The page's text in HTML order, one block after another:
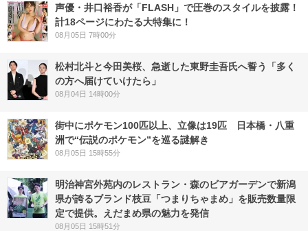
声優・井口裕香が「FLASH」で圧巻のスタイルを披露！
計18ページにわたる大特集に！
08月05日 7時00分
松村北斗と今田美桜、急逝した東野圭吾氏へ誓う「多く
の方へ届けていけたら」
08月04日 14時00分
街中にポケモン100匹以上、立像は19匹 日本橋・八重
洲で“伝説のポケモン”を巡る謎解き
08月05日 15時55分
明治神宮外苑内のレストラン・森のビアガーデンで新潟
県が誇るブランド枝豆「つまりちゃまめ」を販売数量限
定で提供。えだまめ県の魅力を発信
08月05日 15時51分